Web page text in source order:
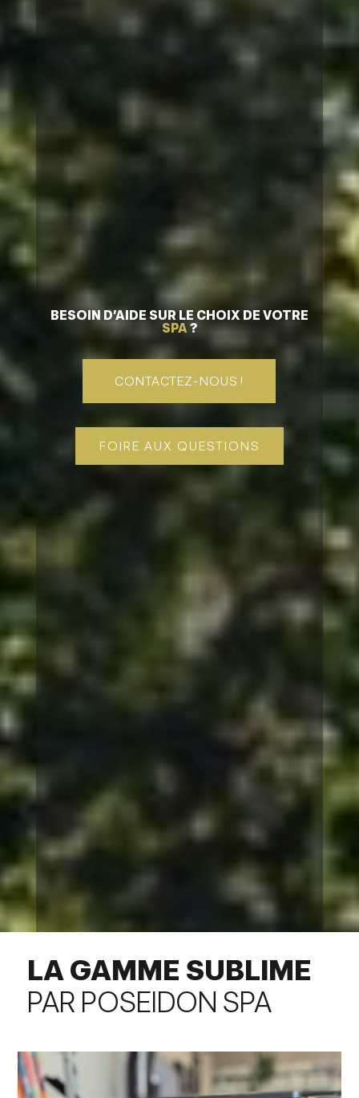
BESOIN D’AIDE SUR LE CHOIX DE VOTRE
SPA?
CONTACTEZ-NOUS !
FOIRE AUX QUESTIONS
LA GAMME SUBLIME
PAR POSEIDON SPA